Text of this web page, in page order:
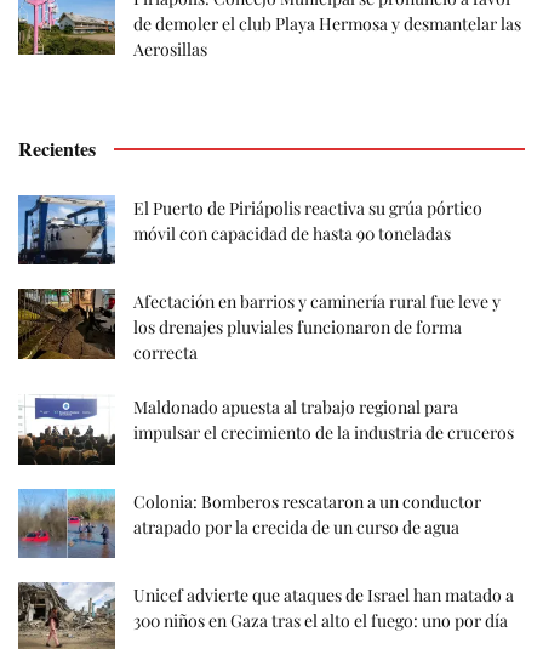
de demoler el club Playa Hermosa y desmantelar las
Aerosillas
Recientes
El Puerto de Piriápolis reactiva su grúa pórtico
móvil con capacidad de hasta 90 toneladas
Afectación en barrios y caminería rural fue leve y
los drenajes pluviales funcionaron de forma
correcta
Maldonado apuesta al trabajo regional para
impulsar el crecimiento de la industria de cruceros
Colonia: Bomberos rescataron a un conductor
atrapado por la crecida de un curso de agua
Unicef advierte que ataques de Israel han matado a
300 niños en Gaza tras el alto el fuego: uno por día